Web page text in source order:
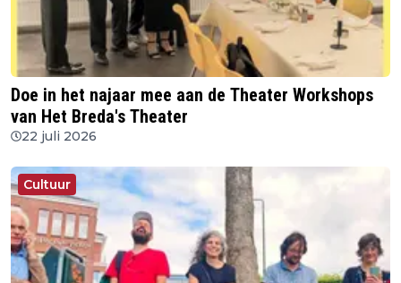
Doe in het najaar mee aan de Theater Workshops
van Het Breda's Theater
22 juli 2026
Cultuur